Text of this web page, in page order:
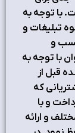
با توجه به
تبلیغات و
و
با توجه به
قبل از
که
و با
و ارائه